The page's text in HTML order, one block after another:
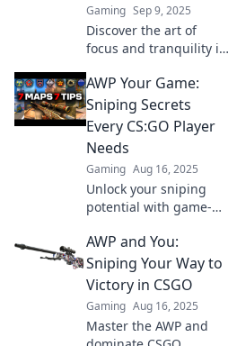
Gaming Sep 9, 2025
Discover the art of
focus and tranquility in
potential and thrive
under pressure—
embrace the calm
before every shot!
AWP Your Game:
Sniping Secrets
Every CS:GO Player
Needs
Gaming Aug 16, 2025
Unlock your sniping
potential with game-
secrets every CS:GO
player must know to
dominate the
battlefield!
AWP and You:
Sniping Your Way to
Victory in CSGO
Gaming Aug 16, 2025
Master the AWP and